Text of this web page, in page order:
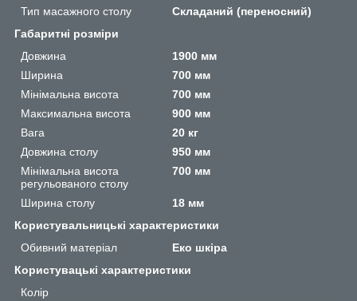
Тип масажного столу
Складаний (переносний)
Габаритні розміри
Довжина
1900 мм
Ширина
700 мм
Мінімальна висота
700 мм
Максимальна висота
900 мм
Вага
20 кг
Довжина столу
950 мм
Мінімальна висота
регульованого столу
700 мм
Ширина столу
18 мм
Користувальницькі характеристики
Обивний матеріал
Еко шкіра
Користувацькi характеристики
Колір